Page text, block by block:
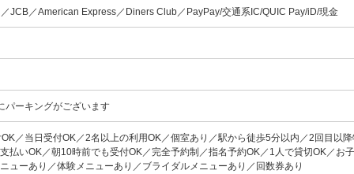
JCB／American Express／Diners Club／PayPay/交通系IC/QUIC Pay/iD/現金
パーキングがございます
／当日受付OK／2名以上の利用OK／個室あり／駅から徒歩5分以内／2回目以降
払いOK／朝10時前でも受付OK／完全予約制／指名予約OK／1人で貸切OK／お
ューあり／体験メニューあり／ブライダルメニューあり／回数券あり